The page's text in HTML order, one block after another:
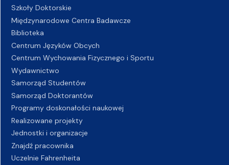
Szkoły Doktorskie
Międzynarodowe Centra Badawcze
Biblioteka
Centrum Języków Obcych
Centrum Wychowania Fizycznego i Sportu
Wydawnictwo
Samorząd Studentów
Samorząd Doktorantów
Programy doskonałości naukowej
Realizowane projekty
Jednostki i organizacje
Znajdź pracownika
Uczelnie Fahrenheita